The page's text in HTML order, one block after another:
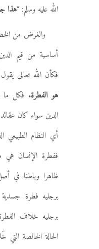
الله عليه وسلم: “هذا
والغرض من
أساسية من قيم
فكأن الله تعالى
هو الفطرة. فكل ما
الدين سواء كان
أي النظام
ففطرة الإنسان
ظاهرا وباطنا في
برجليه فطرة جسدية
برجليه خلاف
الحالة الخالصة التي